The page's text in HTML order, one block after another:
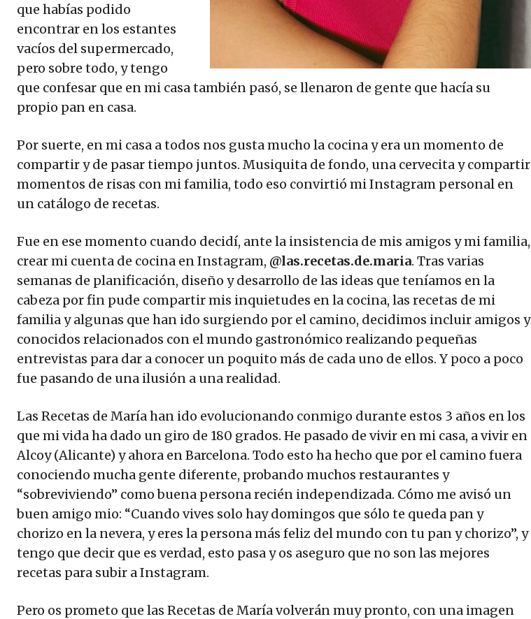
que habías podido
encontrar en los estantes
vacíos del supermercado,
pero sobre todo, y tengo
que confesar que en mi casa también pasó, se llenaron de gente que hacía su
propio pan en casa.
Por suerte, en mi casa a todos nos gusta mucho la cocina y era un momento de
compartir y de pasar tiempo juntos. Musiquita de fondo, una cervecita y compartir
momentos de risas con mi familia, todo eso convirtió mi Instagram personal en
un catálogo de recetas.
Fue en ese momento cuando decidí, ante la insistencia de mis amigos y mi familia,
crear mi cuenta de cocina en Instagram, @las.recetas.de.maria. Tras varias
semanas de planificación, diseño y desarrollo de las ideas que teníamos en la
cabeza por fin pude compartir mis inquietudes en la cocina, las recetas de mi
familia y algunas que han ido surgiendo por el camino, decidimos incluir amigos y
conocidos relacionados con el mundo gastronómico realizando pequeñas
entrevistas para dar a conocer un poquito más de cada uno de ellos. Y poco a poco
fue pasando de una ilusión a una realidad.
Las Recetas de María han ido evolucionando conmigo durante estos 3 años en los
que mi vida ha dado un giro de 180 grados. He pasado de vivir en mi casa, a vivir en
Alcoy (Alicante) y ahora en Barcelona. Todo esto ha hecho que por el camino fuera
conociendo mucha gente diferente, probando muchos restaurantes y
“sobreviviendo” como buena persona recién independizada. Cómo me avisó un
buen amigo mio: “Cuando vives solo hay domingos que sólo te queda pan y
chorizo en la nevera, y eres la persona más feliz del mundo con tu pan y chorizo”, y
tengo que decir que es verdad, esto pasa y os aseguro que no son las mejores
recetas para subir a Instagram.
Pero os prometo que las Recetas de María volverán muy pronto, con una imagen